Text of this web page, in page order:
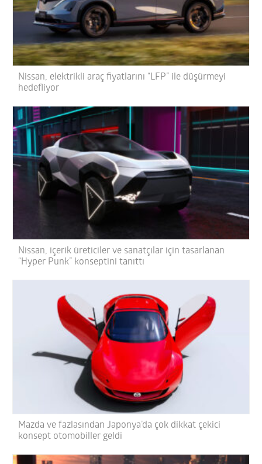
Nissan, elektrikli araç fiyatlarını “LFP” ile düşürmeyi
hedefliyor
Nissan, içerik üreticiler ve sanatçılar için tasarlanan
“Hyper Punk” konseptini tanıttı
Mazda ve fazlasından Japonya’da çok dikkat çekici
konsept otomobiller geldi